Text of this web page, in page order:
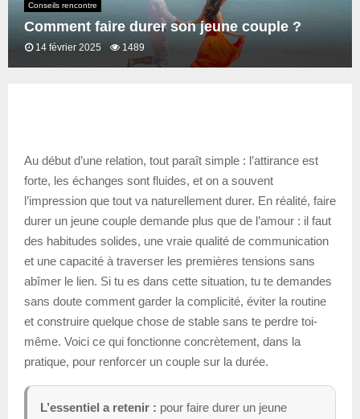
Conseils rencontre
Comment faire durer son jeune couple ?
14 février 2025 1489
Au début d’une relation, tout paraît simple : l’attirance est
forte, les échanges sont fluides, et on a souvent
l’impression que tout va naturellement durer. En réalité, faire
durer un jeune couple demande plus que de l’amour : il faut
des habitudes solides, une vraie qualité de communication
et une capacité à traverser les premières tensions sans
abîmer le lien. Si tu es dans cette situation, tu te demandes
sans doute comment garder la complicité, éviter la routine
et construire quelque chose de stable sans te perdre toi-
même. Voici ce qui fonctionne concrètement, dans la
pratique, pour renforcer un couple sur la durée.
L’essentiel a retenir : pour faire durer un jeune